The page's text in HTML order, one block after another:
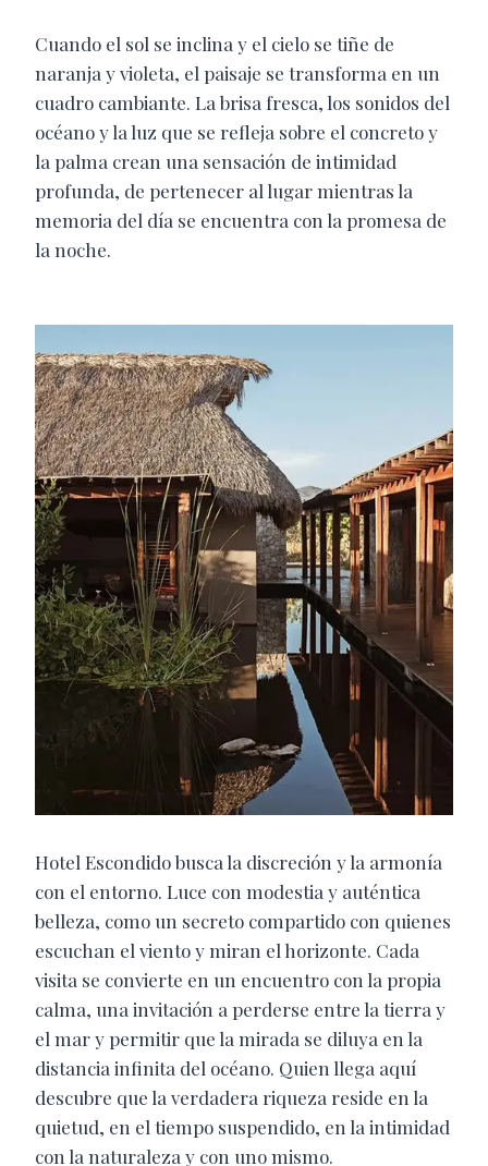
Cuando el sol se inclina y el cielo se tiñe de
naranja y violeta, el paisaje se transforma en un
cuadro cambiante. La brisa fresca, los sonidos del
océano y la luz que se refleja sobre el concreto y
la palma crean una sensación de intimidad
profunda, de pertenecer al lugar mientras la
memoria del día se encuentra con la promesa de
la noche.
Hotel Escondido busca la discreción y la armonía
con el entorno. Luce con modestia y auténtica
belleza, como un secreto compartido con quienes
escuchan el viento y miran el horizonte. Cada
visita se convierte en un encuentro con la propia
calma, una invitación a perderse entre la tierra y
el mar y permitir que la mirada se diluya en la
distancia infinita del océano. Quien llega aquí
descubre que la verdadera riqueza reside en la
quietud, en el tiempo suspendido, en la intimidad
con la naturaleza y con uno mismo.